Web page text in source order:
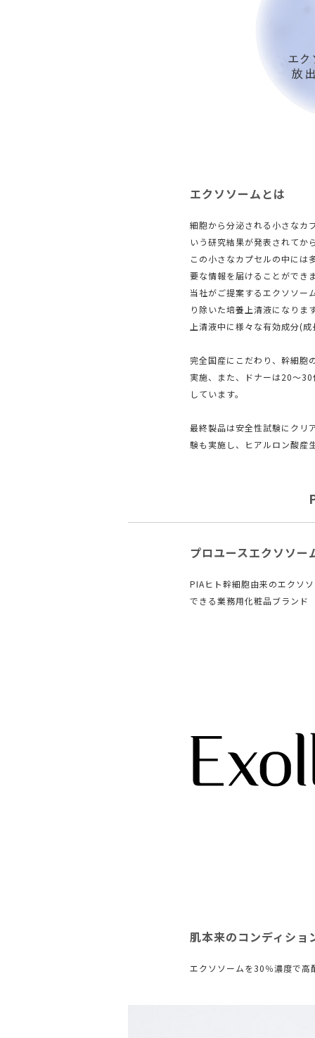
エクソソームとは
細胞から分泌される⼩さなカ
いう研究結果が発表されてか
この⼩さなカプセルの中には
要な情報を届けることができ
当社がご提案するエクソソー
り除いた培養上清液になりま
上清液中に様々な有効成分(
完全国産にこだわり、幹細胞
実施、また、ドナーは20〜
しています。
最終製品は安全性試験にクリ
験も実施し、ヒアルロン酸産
プロユースエクソソ
PIAヒト幹細胞由来のエクソ
できる業務⽤化粧品ブランド
肌本来のコンディショ
エクソソームを30％濃度で⾼